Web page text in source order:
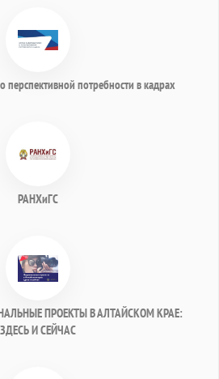
перспективной потребности в кадрах
РАНХиГС
ПРОЕКТЫ В АЛТАЙСКОМ КРАЕ:
ЗДЕСЬ И СЕЙЧАС